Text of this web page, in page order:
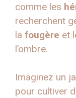
comme les
recherchent
la fougère et
l’ombre.
Imaginez un
pour cultiver